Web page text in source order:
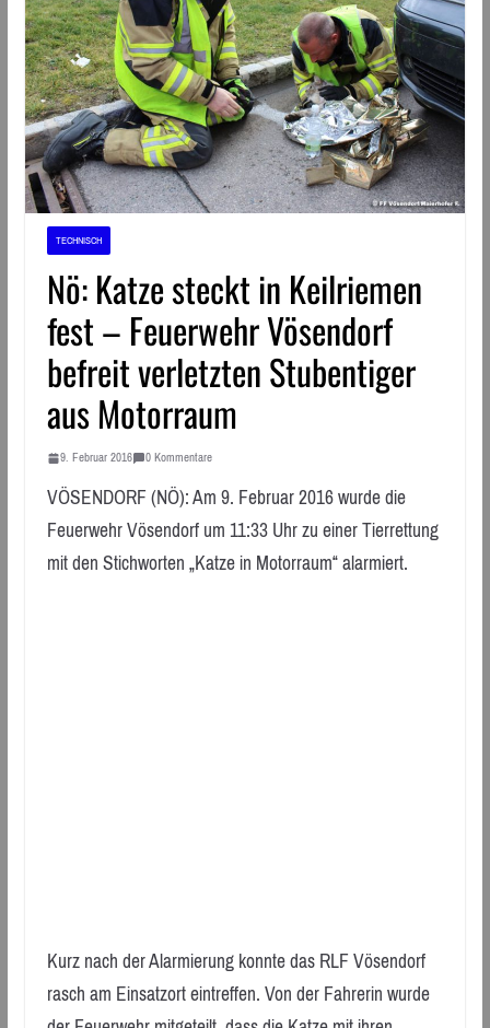
TECHNISCH
Nö: Katze steckt in Keilriemen
fest – Feuerwehr Vösendorf
befreit verletzten Stubentiger
aus Motorraum
9. Februar 2016 0 Kommentare
VÖSENDORF (NÖ): Am 9. Februar 2016 wurde die
Feuerwehr Vösendorf um 11:33 Uhr zu einer Tierrettung
mit den Stichworten „Katze in Motorraum“ alarmiert.
Kurz nach der Alarmierung konnte das RLF Vösendorf
rasch am Einsatzort eintreffen. Von der Fahrerin wurde